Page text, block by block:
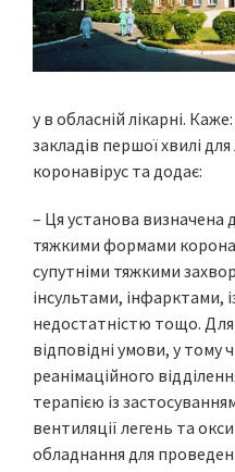
у в обласній лікарні.
закладів першої хвилі
коронавірус та додає:
– Ця установа визначена
тяжкими формами
супутніми тяжкими
інсультами, інфарктами,
недостатністю тощо. Для
відповідні умови, у тому
реанімаційного
терапією із
вентиляції легень та
обладнання для